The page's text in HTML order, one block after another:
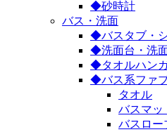
◆砂時計
バス・洗面
◆バスタブ・
◆洗面台・洗
◆タオルハン
◆バス系ファ
タオル
バスマッ
バスロー